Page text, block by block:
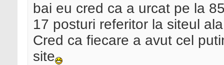
bai eu cred ca a urcat pe la
17 posturi referitor la siteul
Cred ca fiecare a avut cel
site